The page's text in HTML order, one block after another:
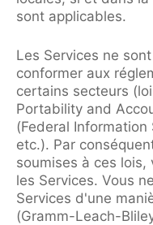
sont applicables.
Les Services ne
conformer aux
certains secteurs
Portability and
(Federal
etc.). Par
soumises à ces
les Services. Vous
Services d'une
(Gramm-Leach-